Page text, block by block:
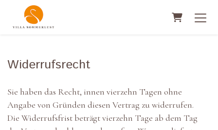
Warenkorb
Widerrufsrecht
Sie haben das Recht, innen vierzehn Tagen ohne
Angabe von Gründen diesen Vertrag zu widerrufen.
Die Widerrufsfrist beträgt vierzehn Tage ab dem Tag